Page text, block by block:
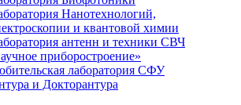
Нанотехнологий,
и квантовой химии
антенн и техники СВЧ
приборостроение»
лаборатория СФУ
и Докторантура